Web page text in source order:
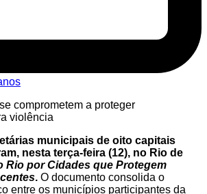
municipais de oito capitais
nesta terça‑feira (12), no Rio de
Rio por Cidades que Protegem
. O documento consolida o
entre os municípios participantes da